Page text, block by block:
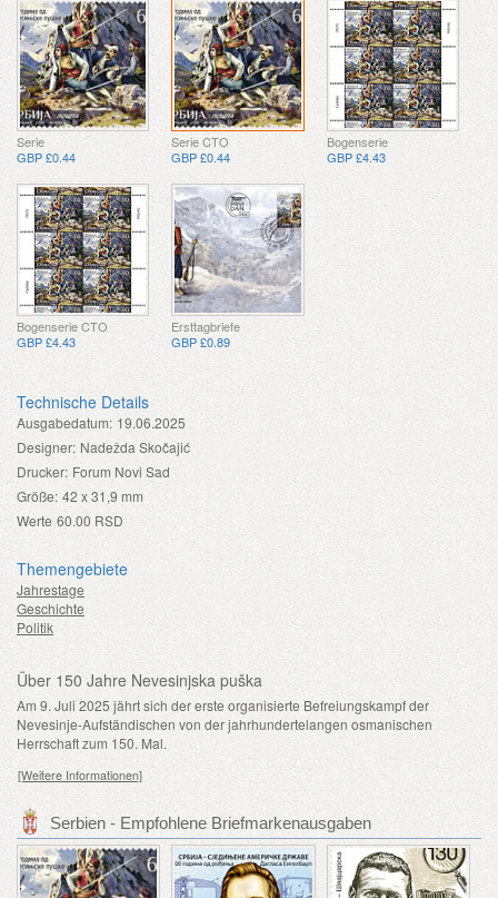
Serie
GBP £0.44
Serie CTO
GBP £0.44
Bogenserie
GBP £4.43
Bogenserie CTO
GBP £4.43
Ersttagbriefe
GBP £0.89
Technische Details
Ausgabedatum: 19.06.2025
Designer: Nadežda Skočajić
Drucker: Forum Novi Sad
Größe: 42 x 31,9 mm
Werte 60.00 RSD
Themengebiete
Jahrestage
Geschichte
Politik
Über 150 Jahre Nevesinjska puška
Am 9. Juli 2025 jährt sich der erste organisierte Befreiungskampf der
Nevesinje-Aufständischen von der jahrhundertelangen osmanischen
Herrschaft zum 150. Mal.
[Weitere Informationen]
Serbien - Empfohlene Briefmarkenausgaben